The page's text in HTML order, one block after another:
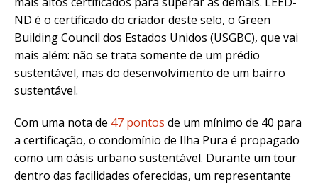
ND é o certificado do criador deste selo, o Green
Building Council dos Estados Unidos (USGBC), que vai
mais além: não se trata somente de um prédio
sustentável, mas do desenvolvimento de um bairro
sustentável.
Com uma nota de 47 pontos de um mínimo de 40 para
a certificação, o condomínio de Ilha Pura é propagado
como um oásis urbano sustentável. Durante um tour
dentro das facilidades oferecidas, um representante